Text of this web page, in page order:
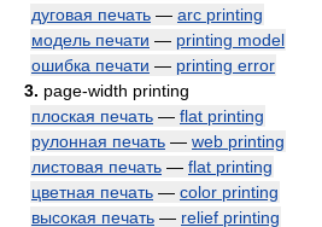
дуговая печать — arc printing
модель печати — printing model
ошибка печати — printing error
3. page-width printing
плоская печать — flat printing
рулонная печать — web printing
листовая печать — flat printing
цветная печать — color printing
высокая печать — relief printing